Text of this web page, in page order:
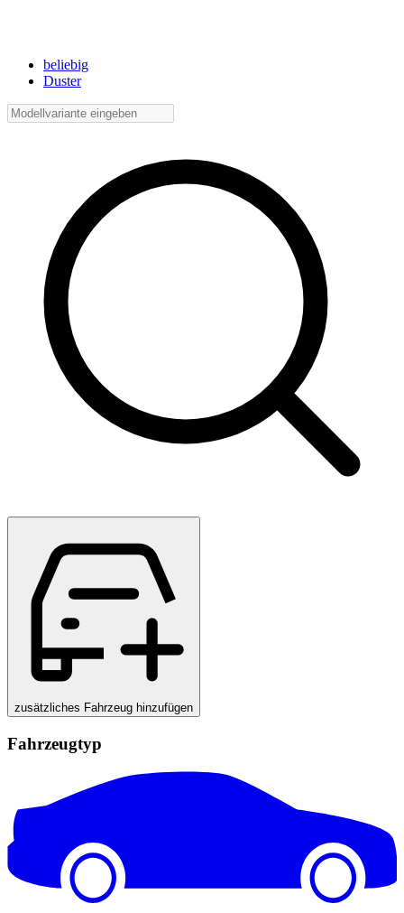
beliebig
Duster
zusätzliches Fahrzeug hinzufügen
Fahrzeugtyp